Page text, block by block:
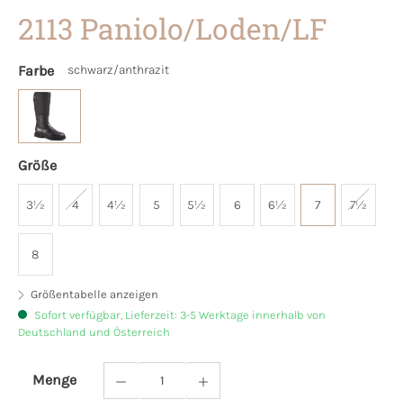
2113 Paniolo/Loden/LF
Farbe schwarz/anthrazit
Größe
3½ 4 4½ 5 5½ 6 6½ 7 7½
8
Größentabelle anzeigen
Sofort verfügbar, Lieferzeit: 3-5 Werktage innerhalb von
Deutschland und Österreich
Menge
Produkt Anzahl: Gib den gewünschten